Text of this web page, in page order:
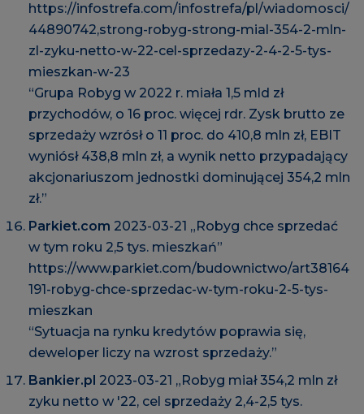
https://infostrefa.com/infostrefa/pl/wiadomosci/
44890742,strong-robyg-strong-mial-354-2-mln-
zl-zyku-netto-w-22-cel-sprzedazy-2-4-2-5-tys-
mieszkan-w-23
“Grupa Robyg w 2022 r. miała 1,5 mld zł
przychodów, o 16 proc. więcej rdr. Zysk brutto ze
sprzedaży wzrósł o 11 proc. do 410,8 mln zł, EBIT
wyniósł 438,8 mln zł, a wynik netto przypadający
akcjonariuszom jednostki dominującej 354,2 mln
zł.”
Parkiet.com 2023-03-21 „Robyg chce sprzedać
w tym roku 2,5 tys. mieszkań”
https://www.parkiet.com/budownictwo/art38164
191-robyg-chce-sprzedac-w-tym-roku-2-5-tys-
mieszkan
“Sytuacja na rynku kredytów poprawia się,
deweloper liczy na wzrost sprzedaży.”
Bankier.pl 2023-03-21 „Robyg miał 354,2 mln zł
zyku netto w '22, cel sprzedaży 2,4-2,5 tys.